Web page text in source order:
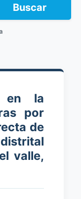
Buscar
en la
por
de
valle,